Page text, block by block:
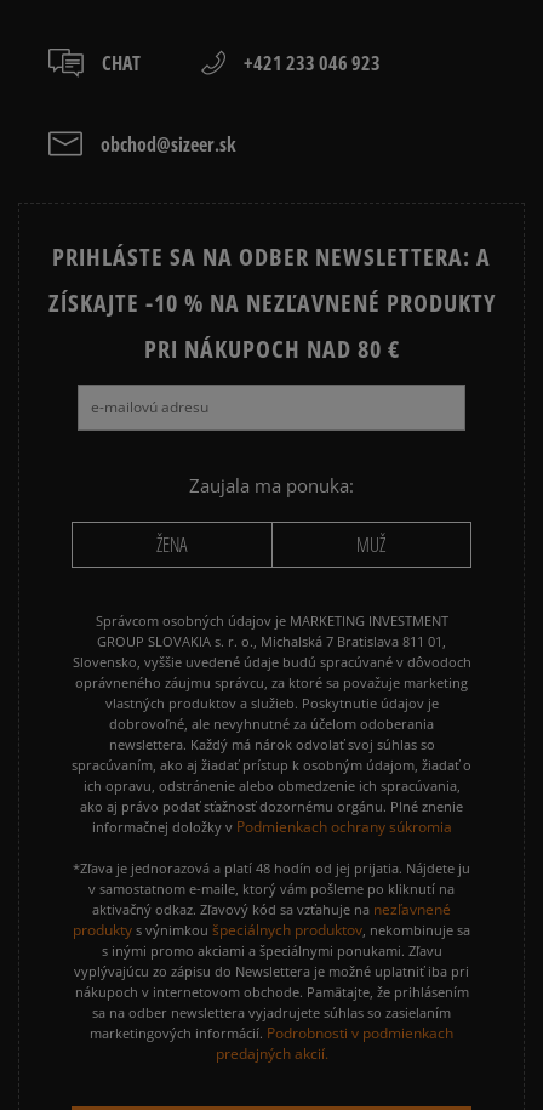
osobné prevzatie v predajni.
Dostupné spôsoby platby:
kartou,
CHAT +421 233 046 923
obchod@sizeer.sk
PRIHLÁSTE SA NA ODBER NEWSLETTERA: A
ZÍSKAJTE -10 % NA NEZĽAVNENÉ PRODUKTY
PRI NÁKUPOCH NAD 80 €
Zaujala ma ponuka:
ŽENA MUŽ
Správcom osobných údajov je MARKETING INVESTMENT
GROUP SLOVAKIA s. r. o., Michalská 7 Bratislava 811 01,
Slovensko, vyššie uvedené údaje budú spracúvané v dôvodoch
oprávneného záujmu správcu, za ktoré sa považuje marketing
vlastných produktov a služieb. Poskytnutie údajov je
dobrovoľné, ale nevyhnutné za účelom odoberania
newslettera. Každý má nárok odvolať svoj súhlas so
spracúvaním, ako aj žiadať prístup k osobným údajom, žiadať o
ich opravu, odstránenie alebo obmedzenie ich spracúvania,
ako aj právo podať sťažnosť dozornému orgánu. Plné znenie
informačnej doložky v Podmienkach ochrany súkromia
*Zľava je jednorazová a platí 48 hodín od jej prijatia. Nájdete ju
v samostatnom e-maile, ktorý vám pošleme po kliknutí na
aktivačný odkaz. Zľavový kód sa vzťahuje na nezľavnené
produkty s výnimkou špeciálnych produktov, nekombinuje sa
s inými promo akciami a špeciálnymi ponukami. Zľavu
vyplývajúcu zo zápisu do Newslettera je možné uplatniť iba pri
nákupoch v internetovom obchode. Pamätajte, že prihlásením
sa na odber newslettera vyjadrujete súhlas so zasielaním
marketingových informácií. Podrobnosti v podmienkach
predajných akcií.